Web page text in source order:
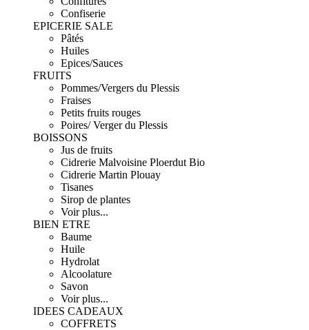
Confiserie
EPICERIE SALE
Pâtés
Huiles
Epices/Sauces
FRUITS
Pommes/Vergers du Plessis
Fraises
Petits fruits rouges
Poires/ Verger du Plessis
BOISSONS
Jus de fruits
Cidrerie Malvoisine Ploerdut Bio
Cidrerie Martin Plouay
Tisanes
Sirop de plantes
Voir plus...
BIEN ETRE
Baume
Huile
Hydrolat
Alcoolature
Savon
Voir plus...
IDEES CADEAUX
COFFRETS